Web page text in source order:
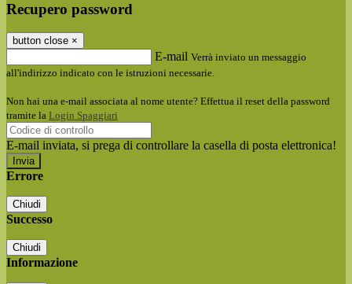
Recupero password
button close ×
E-mail Verrà inviato un messaggio
all'indirizzo indicato con le istruzioni necessarie.
Non hai una e-mail associata al nome utente? Effettua il reset della password
tramite la Login Spaggiari
E-mail inviata, si prega di controllare la casella di posta elettronica!
Errore
Chiudi
Successo
Chiudi
Informazione